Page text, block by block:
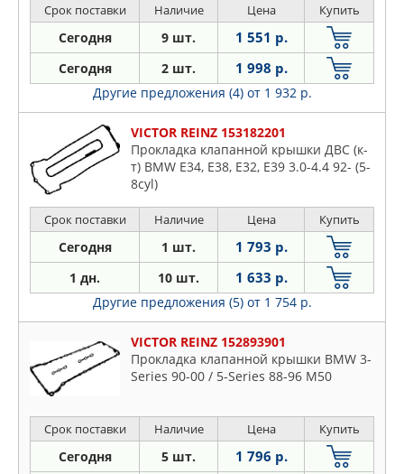
Срок поставки Наличие Цена Купить
Сегодня 9 шт. 1 551 р.
Сегодня 2 шт. 1 998 р.
Другие предложения (4) от 1 932 р.
VICTOR REINZ 153182201
Прокладка клапанной крышки ДВС (к-
т) BMW E34, E38, E32, E39 3.0-4.4 92- (5-
8cyl)
Срок поставки Наличие Цена Купить
Сегодня 1 шт. 1 793 р.
1 дн. 10 шт. 1 633 р.
Другие предложения (5) от 1 754 р.
VICTOR REINZ 152893901
Прокладка клапанной крышки BMW 3-
Series 90-00 / 5-Series 88-96 M50
Срок поставки Наличие Цена Купить
Сегодня 5 шт. 1 796 р.